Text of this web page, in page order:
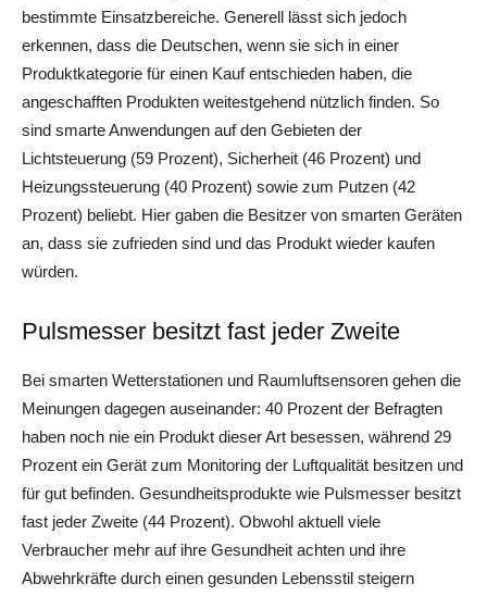
bestimmte Einsatzbereiche. Generell lässt sich jedoch
erkennen, dass die Deutschen, wenn sie sich in einer
Produktkategorie für einen Kauf entschieden haben, die
angeschafften Produkten weitestgehend nützlich finden. So
sind smarte Anwendungen auf den Gebieten der
Lichtsteuerung (59 Prozent), Sicherheit (46 Prozent) und
Heizungssteuerung (40 Prozent) sowie zum Putzen (42
Prozent) beliebt. Hier gaben die Besitzer von smarten Geräten
an, dass sie zufrieden sind und das Produkt wieder kaufen
würden.
Pulsmesser besitzt fast jeder Zweite
Bei smarten Wetterstationen und Raumluftsensoren gehen die
Meinungen dagegen auseinander: 40 Prozent der Befragten
haben noch nie ein Produkt dieser Art besessen, während 29
Prozent ein Gerät zum Monitoring der Luftqualität besitzen und
für gut befinden. Gesundheitsprodukte wie Pulsmesser besitzt
fast jeder Zweite (44 Prozent). Obwohl aktuell viele
Verbraucher mehr auf ihre Gesundheit achten und ihre
Abwehrkräfte durch einen gesunden Lebensstil steigern